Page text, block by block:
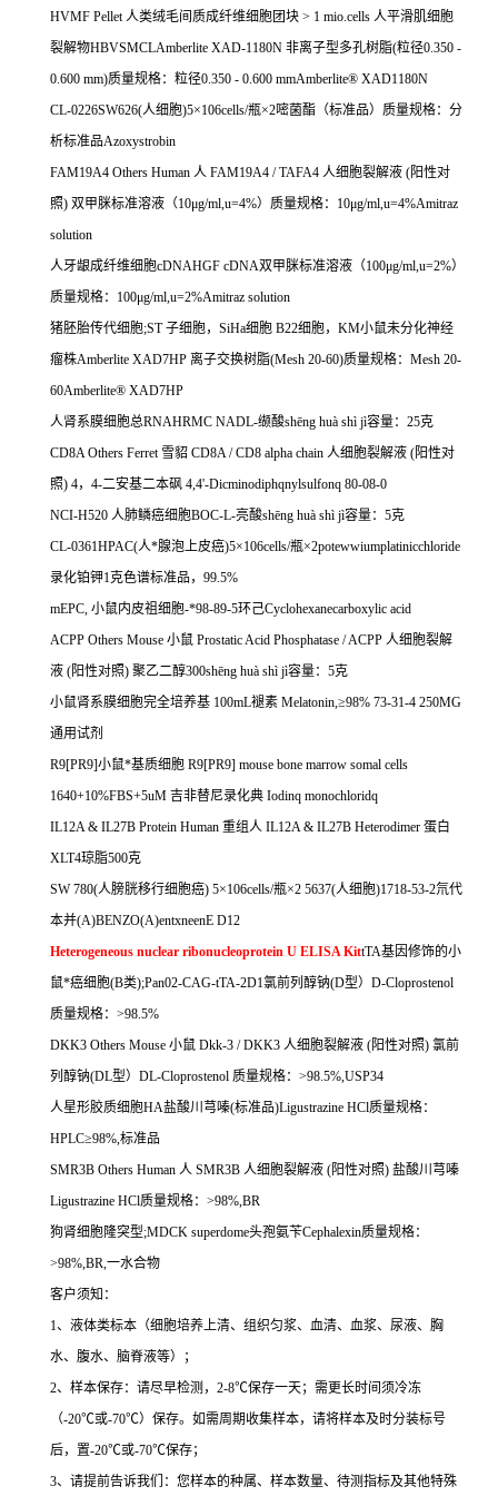
HVMF Pellet人类绒毛间质成纤维细胞团块 > 1 mio.cells 人平滑肌细胞
裂解物HBVSMCLAmberlite XAD-1180N 非离子型多孔树脂(粒径0.350 -
0.600 mm)质量规格：粒径0.350 - 0.600 mmAmberlite® XAD1180N
CL-0226SW626(人细胞)5×106cells/瓶×2嘧菌酯（标准品）质量规格：分
析标准品Azoxystrobin
FAM19A4 Others Human 人 FAM19A4 / TAFA4 人细胞裂解液 (阳性对
照) 双甲脒标准溶液（10μg/ml,u=4%）质量规格： 10μg/ml,u=4%Amitraz
solution
人牙龈成纤维细胞cDNAHGF cDNA双甲脒标准溶液（100μg/ml,u=2%）
质量规格： 100μg/ml,u=2%Amitraz solution
猪胚胎传代细胞;ST子细胞， SiHa细胞 B22细胞， KM小鼠未分化神经
瘤株Amberlite XAD7HP 离子交换树脂(Mesh 20-60)质量规格： Mesh 20-
60Amberlite® XAD7HP
人肾系膜细胞总RNAHRMC NADL-缬酸shēng huà shì jì容量： 25克
CD8A Others Ferret 雪貂 CD8A / CD8 alpha chain 人细胞裂解液 (阳性对
照) 4， 4-二安基二本砜 4,4'-Dicminodiphqnylsulfonq 80-08-0
NCI-H520 人肺鳞癌细胞BOC-L-亮酸shēng huà shì jì容量： 5克
CL-0361HPAC(人*腺泡上皮癌)5×106cells/瓶×2potewwiumplatinicchloride
录化铂钾1克色谱标准品， 99.5%
mEPC, 小鼠内皮祖细胞-*98-89-5环己Cyclohexanecarboxylic acid
ACPP Others Mouse 小鼠 Prostatic Acid Phosphatase / ACPP 人细胞裂解
液 (阳性对照) 聚乙二醇300shēng huà shì jì容量： 5克
小鼠肾系膜细胞完全培养基 100mL褪素 Melatonin,≥98% 73-31-4 250MG
通用试剂
R9[PR9]小鼠*基质细胞 R9[PR9] mouse bone marrow somal cells
1640+10%FBS+5uM 吉非替尼录化典 Iodinq monochloridq
IL12A & IL27B Protein Human 重组人 IL12A & IL27B Heterodimer 蛋白
XLT4琼脂500克
SW 780(人膀胱移行细胞癌) 5×106cells/瓶×2 5637(人细胞)1718-53-2氘代
本并(A)BENZO(A)entxneenE D12
Heterogeneous nuclear ribonucleoprotein U ELISA KittTA基因修饰的小
鼠*癌细胞(B类);Pan02-CAG-tTA-2D1氯前列醇钠(D型） D-Cloprostenol
质量规格： >98.5%
DKK3 Others Mouse 小鼠 Dkk-3 / DKK3 人细胞裂解液 (阳性对照) 氯前
列醇钠(DL型） DL-Cloprostenol 质量规格： >98.5%,USP34
人星形胶质细胞HA盐酸川芎嗪(标准品)Ligustrazine HCl质量规格：
HPLC≥98%,标准品
SMR3B Others Human 人 SMR3B 人细胞裂解液 (阳性对照) 盐酸川芎嗪
Ligustrazine HCl质量规格： >98%,BR
狗肾细胞隆突型;MDCK superdome头孢氨苄Cephalexin质量规格：
>98%,BR,一水合物
客户须知：
1、液体类标本（细胞培养上清、组织匀浆、血清、血浆、尿液、胸
水、腹水、脑脊液等）；
2、样本保存：请尽早检测， 2-8℃保存一天；需更长时间须冷冻
（-20℃或-70℃）保存。如需周期收集样本，请将样本及时分装标号
后，置-20℃或-70℃保存；
3、请提前告诉我们：您样本的种属、样本数量、待测指标及其他特殊